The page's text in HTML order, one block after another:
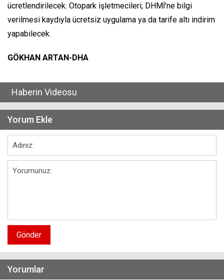
ücretlendirilecek. Otopark işletmecileri; DHMİ'ne bilgi
verilmesi kaydıyla ücretsiz uygulama ya da tarife altı indirim
yapabilecek.
GÖKHAN ARTAN-DHA
Haberin Videosu
Yorum Ekle
Gönder
Yorumlar